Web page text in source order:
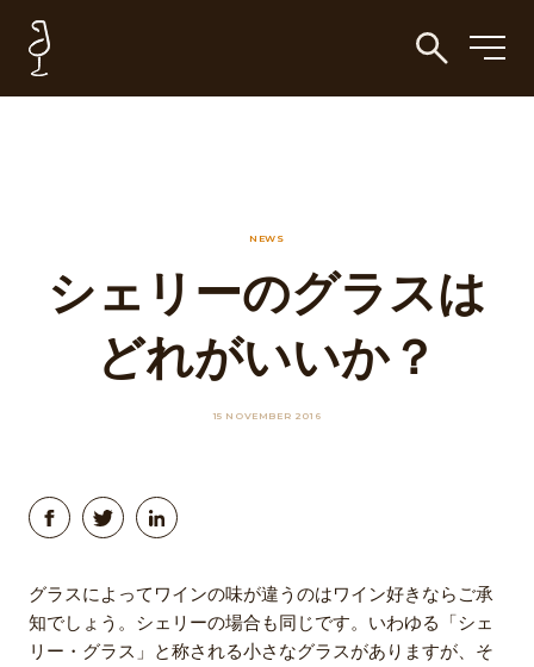
NEWS
シェリーのグラスは
どれがいいか？
15 NOVEMBER 2016
グラスによってワインの味が違うのはワイン好きならご承
知でしょう。シェリーの場合も同じです。いわゆる「シェ
リー・グラス」と称される小さなグラスがありますが、そ